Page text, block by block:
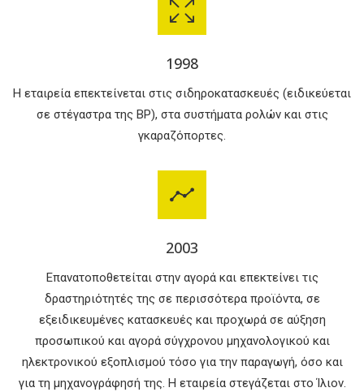
1998
Η εταιρεία επεκτείνεται στις σιδηροκατασκευές (ειδικεύεται
σε στέγαστρα της BP), στα συστήματα ρολών και στις
γκαραζόπορτες.
2003
Επανατοποθετείται στην αγορά και επεκτείνει τις
δραστηριότητές της σε περισσότερα προϊόντα, σε
εξειδικευμένες κατασκευές και προχωρά σε αύξηση
προσωπικού και αγορά σύγχρονου μηχανολογικού και
ηλεκτρονικού εξοπλισμού τόσο για την παραγωγή, όσο και
για τη μηχανογράφησή της. Η εταιρεία στεγάζεται στο Ίλιον.